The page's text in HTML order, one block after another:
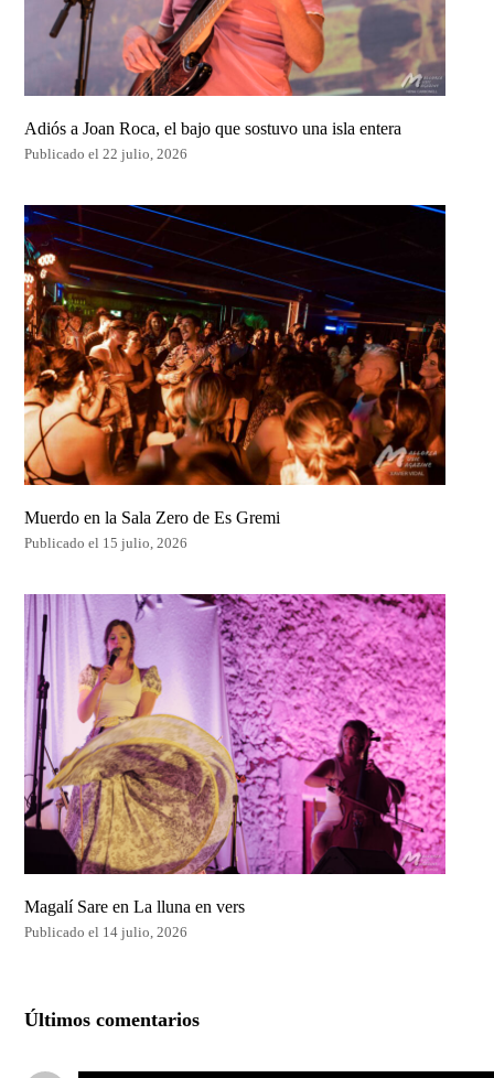
Adiós a Joan Roca, el bajo que sostuvo una isla entera
Publicado el 22 julio, 2026
Muerdo en la Sala Zero de Es Gremi
Publicado el 15 julio, 2026
Magalí Sare en La lluna en vers
Publicado el 14 julio, 2026
Últimos comentarios